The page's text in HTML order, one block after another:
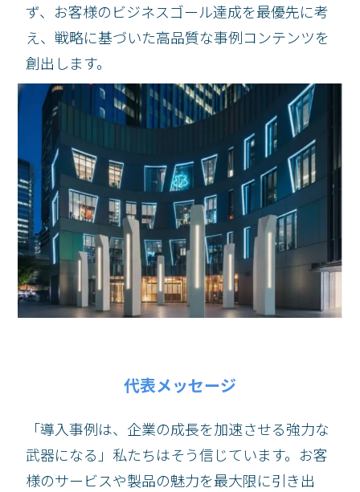
ず、お客様のビジネスゴール達成を最優先に考
え、戦略に基づいた高品質な事例コンテンツを
創出します。
代表メッセージ
「導入事例は、企業の成長を加速させる強力な
武器になる」私たちはそう信じています。お客
様のサービスや製品の魅力を最大限に引き出